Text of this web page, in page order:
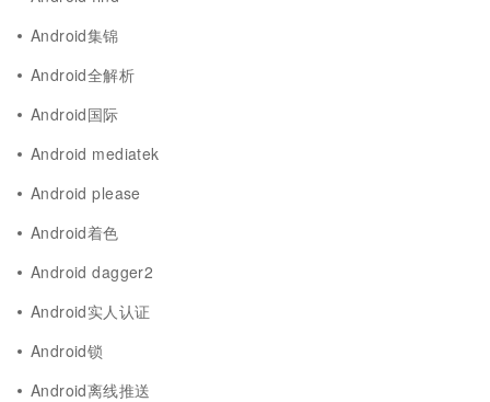
Android集锦
Android全解析
Android国际
Android mediatek
Android please
Android着色
Android dagger2
Android实人认证
Android锁
Android离线推送